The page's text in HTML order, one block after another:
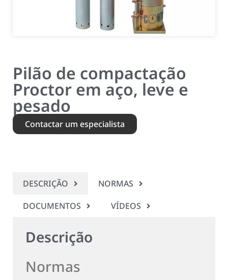
Pilão de compactação
Proctor em aço, leve e
pesado
Contactar um especialista
DESCRIÇÃO
NORMAS
DOCUMENTOS
VÍDEOS
Descrição
Normas